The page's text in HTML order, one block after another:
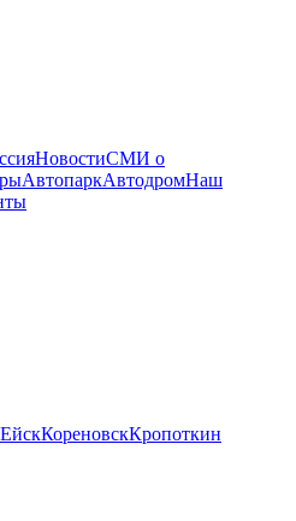
НовостиСМИ о
АвтопаркАвтодромНаш
ЕйскКореновскКропоткин